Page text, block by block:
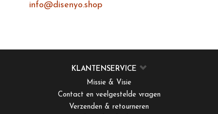
info@disenyo.shop
KLANTENSERVICE
Missie & Visie
Contact en veelgestelde vragen
Verzenden & retourneren